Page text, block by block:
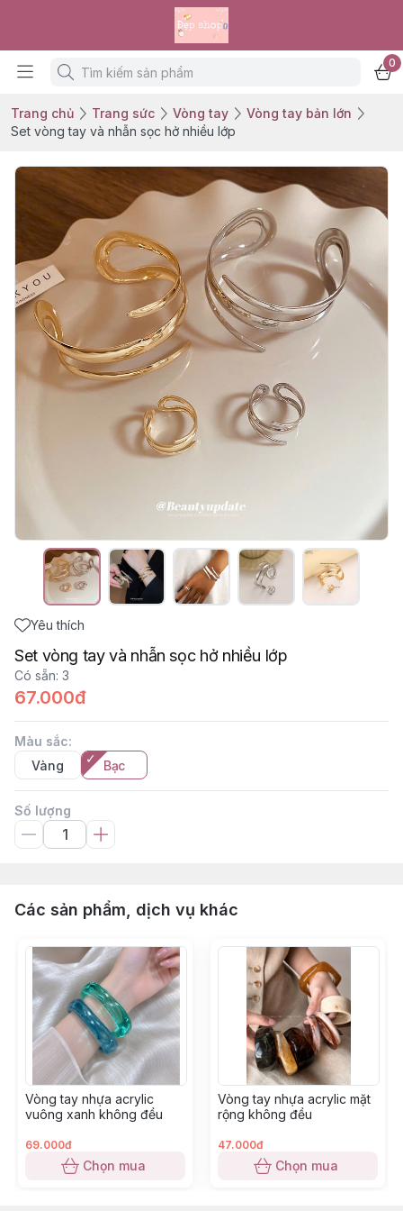
0
Trang chủ Trang sức Vòng tay
Vòng tay bản lớn
Set vòng tay và nhẫn sọc hở nhiều lớp
Yêu thích
Set vòng tay và nhẫn sọc hở nhiều lớp
Có sẵn: 3
67.000đ
Màu sắc:
Vàng
Bạc
Số lượng
Các sản phẩm, dịch vụ khác
Vòng tay nhựa acrylic
vuông xanh không đều
69.000đ
Chọn mua
Vòng tay nhựa acrylic mặt
rộng không đều
47.000đ
Chọn mua